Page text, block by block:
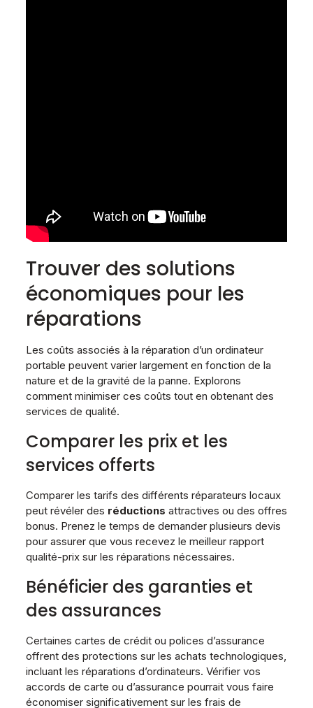
Trouver des solutions
économiques pour les
réparations
Les coûts associés à la réparation d’un ordinateur
portable peuvent varier largement en fonction de la
nature et de la gravité de la panne. Explorons
comment minimiser ces coûts tout en obtenant des
services de qualité.
Comparer les prix et les
services offerts
Comparer les tarifs des différents réparateurs locaux
peut révéler des réductions attractives ou des offres
bonus. Prenez le temps de demander plusieurs devis
pour assurer que vous recevez le meilleur rapport
qualité-prix sur les réparations nécessaires.
Bénéficier des garanties et
des assurances
Certaines cartes de crédit ou polices d’assurance
offrent des protections sur les achats technologiques,
incluant les réparations d’ordinateurs. Vérifier vos
accords de carte ou d’assurance pourrait vous faire
économiser significativement sur les frais de